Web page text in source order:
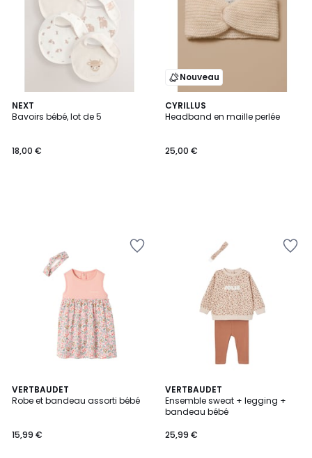
NEXT
Bavoirs bébé, lot de 5
18,00 €
Nouveau
CYRILLUS
Headband en maille perlée
25,00 €
VERTBAUDET
Robe et bandeau assorti bébé
15,99 €
2
Couleurs
VERTBAUDET
Ensemble sweat + legging +
bandeau bébé
25,99 €
3
Couleurs